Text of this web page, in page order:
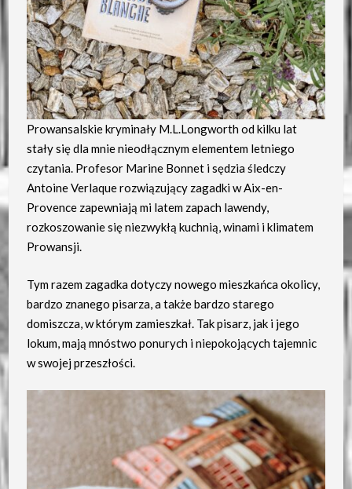
Prowansalskie kryminały M.L.Longworth od kilku lat
stały się dla mnie nieodłącznym elementem letniego
czytania. Profesor Marine Bonnet i sędzia śledczy
Antoine Verlaque rozwiązujący zagadki w Aix-en-
Provence zapewniają mi latem zapach lawendy,
rozkoszowanie się niezwykłą kuchnią, winami i klimatem
Prowansji.
Tym razem zagadka dotyczy nowego mieszkańca okolicy,
bardzo znanego pisarza, a także bardzo starego
domiszcza, w którym zamieszkał. Tak pisarz, jak i jego
lokum, mają mnóstwo ponurych i niepokojących tajemnic
w swojej przeszłości.